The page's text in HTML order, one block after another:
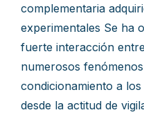
complementaria
experimentales Se ha
fuerte interacción
numerosos
condicionamiento a
desde la actitud de